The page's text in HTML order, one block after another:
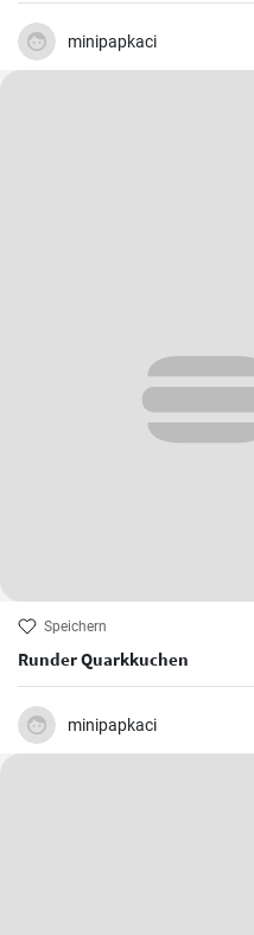
minipapkaci
Speichern
Runder Quarkkuchen
minipapkaci